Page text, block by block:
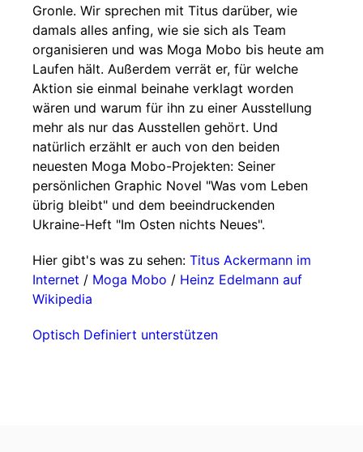
Gronle. Wir sprechen mit Titus darüber, wie
damals alles anfing, wie sie sich als Team
organisieren und was Moga Mobo bis heute am
Laufen hält. Außerdem verrät er, für welche
Aktion sie einmal beinahe verklagt worden
wären und warum für ihn zu einer Ausstellung
mehr als nur das Ausstellen gehört. Und
natürlich erzählt er auch von den beiden
neuesten Moga Mobo-Projekten: Seiner
persönlichen Graphic Novel "Was vom Leben
übrig bleibt" und dem beeindruckenden
Ukraine-Heft "Im Osten nichts Neues".
Hier gibt's was zu sehen: Titus Ackermann im
Internet / Moga Mobo / Heinz Edelmann auf
Wikipedia
Optisch Definiert unterstützen